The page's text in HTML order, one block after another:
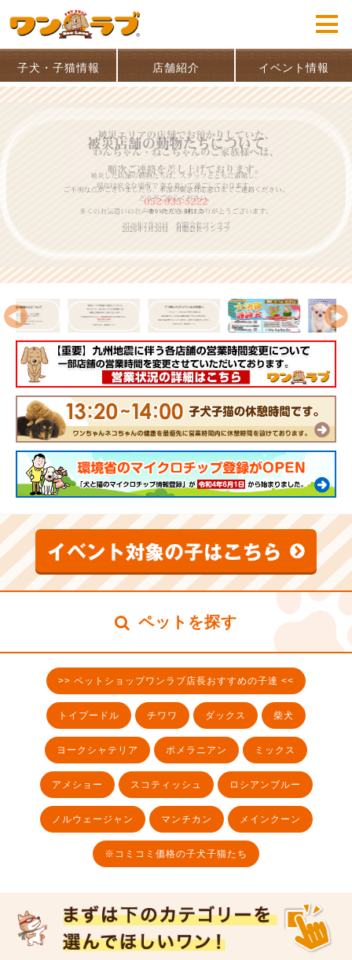
子犬・子猫情報 店舗紹介 イベント情報
ペットを探す
>> ペットショップワンラブ店長おすすめの子達 <<
トイプードル チワワ ダックス 柴犬
ヨークシャテリア ポメラニアン ミックス
アメショー スコティッシュ ロシアンブルー
ノルウェージャン マンチカン メインクーン
※コミコミ価格の子犬子猫たち